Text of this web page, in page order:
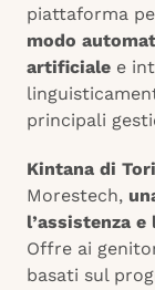
piattaforma
modo
artificiale e
principali
Kintana di
Morestech,
l’assistenza
Offre ai
basati sul